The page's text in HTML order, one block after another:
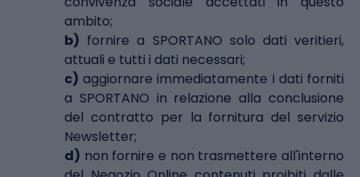
ambito;
b) fornire a SPORTANO solo dati veritieri,
attuali e tutti i dati necessari;
c) aggiornare immediatamente i dati forniti
a SPORTANO in relazione alla conclusione
del contratto per la fornitura del servizio
Newsletter;
d) non fornire e non trasmettere all'interno